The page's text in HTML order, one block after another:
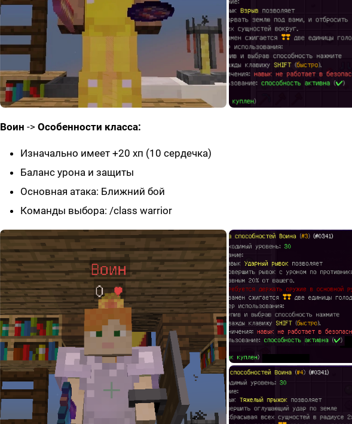
Воин -> Особенности класса:
Изначально имеет +20 хп (10 сердечка)
Баланс урона и защиты
Основная атака: Ближний бой
Команды выбора: /class warrior